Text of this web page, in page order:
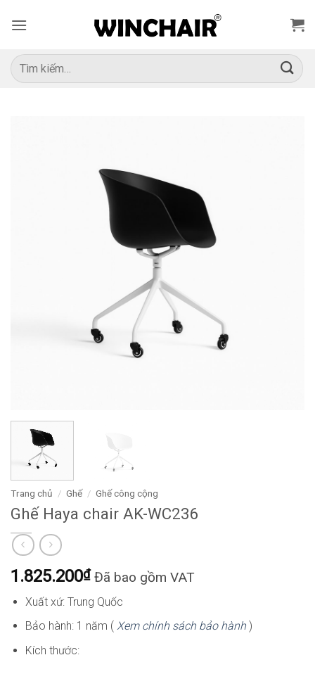
qua
dung
Tìm
kiếm:
Trang chủ / Ghế / Ghế công cộng
Ghế Haya chair AK-WC236
1.825.200₫ Đã bao gồm VAT
Xuất xứ: Trung Quốc
Bảo hành: 1 năm ( Xem chính sách bảo hành)
Kích thước: